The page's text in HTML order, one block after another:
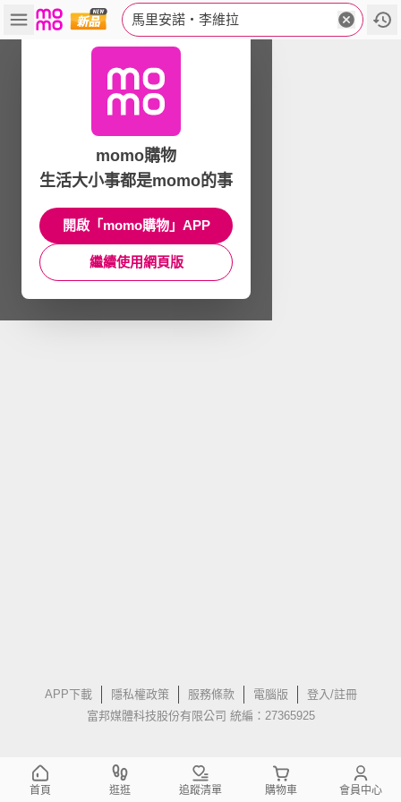
馬里安諾‧李維拉
APP下載 隱私權政策 服務條款 電腦版
登入/註冊
富邦媒體科技股份有限公司 統編：27365925
momo購物
生活大小事都是momo的事
開啟「momo購物」APP
繼續使用網頁版
首頁 逛逛 追蹤清單 購物車 會員中心